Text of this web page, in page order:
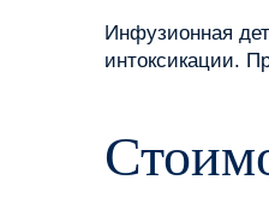
Инфузионная
интоксикации.